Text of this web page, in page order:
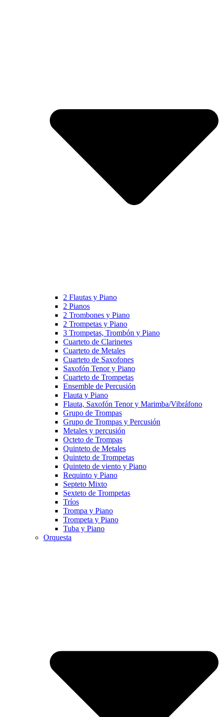
2 Flautas y Piano
2 Pianos
2 Trombones y Piano
2 Trompetas y Piano
3 Trompetas, Trombón y Piano
Cuarteto de Clarinetes
Cuarteto de Metales
Cuarteto de Saxofones
Saxofón Tenor y Piano
Cuarteto de Trompetas
Ensemble de Percusión
Flauta y Piano
Flauta, Saxofón Tenor y Marimba/Vibráfono
Grupo de Trompas
Grupo de Trompas y Percusión
Metales y percusión
Octeto de Trompas
Quinteto de Metales
Quinteto de Trompetas
Quinteto de viento y Piano
Requinto y Piano
Septeto Mixto
Sexteto de Trompetas
Tríos
Trompa y Piano
Trompeta y Piano
Tuba y Piano
Orquesta